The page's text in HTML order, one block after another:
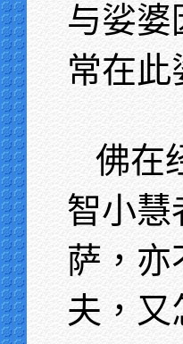
与娑婆
常在此
佛在
智小慧
萨，亦
夫，又